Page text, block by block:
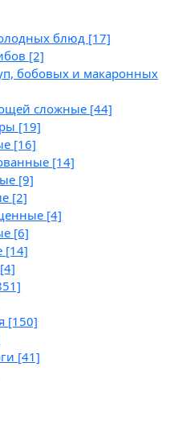
блюд [17]
[2]
бобовых и макаронных
сложные [44]
[19]
[16]
[14]
[9]
[2]
[4]
[6]
[14]
[4]
[150]
[41]